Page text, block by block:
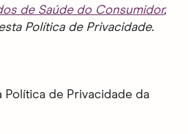
de Saúde do Consumidor,
Política de Privacidade.
Política de Privacidade da